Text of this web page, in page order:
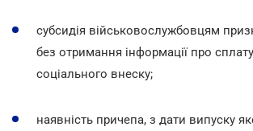
субсидія військовослужбовцям
без отримання інформації про
соціального внеску;
наявність причепа, з дати випуску